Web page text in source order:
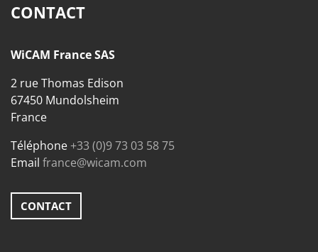
CONTACT
WiCAM France SAS
2 rue Thomas Edison
67450 Mundolsheim
France
Téléphone+33 (0)9 73 03 58 75
Email france@wicam.com
CONTACT